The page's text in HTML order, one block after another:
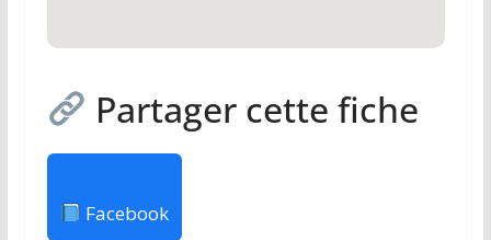
Partager cette fiche
Facebook